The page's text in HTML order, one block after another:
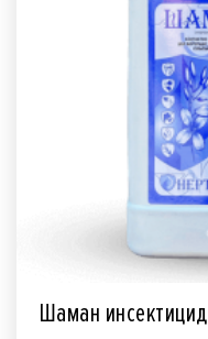
Шаман инсектицид